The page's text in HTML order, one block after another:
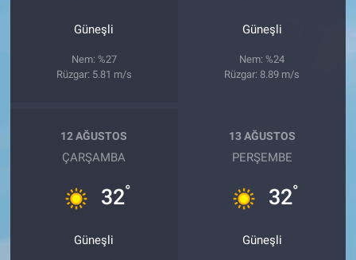
Güneşli
Nem: %27
Rüzgar: 5.81 m/s
Güneşli
Nem: %24
Rüzgar: 8.89 m/s
12 AĞUSTOS
ÇARŞAMBA
32°
Güneşli
13 AĞUSTOS
PERŞEMBE
32°
Güneşli